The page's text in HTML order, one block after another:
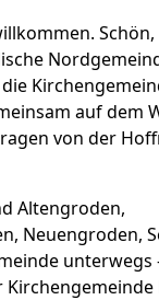
Schön,
auf dem
von der
Altengroden,
Neuengroden,
unterwegs